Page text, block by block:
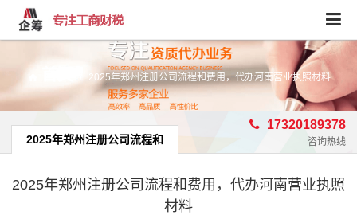
2025年郑州注册公司流程和费用，代办河南营业执照材料
2025年郑州注册公司流程和
料
17320189378
咨询热线
2025年郑州注册公司流程和费用，代办河南营业执照
材料